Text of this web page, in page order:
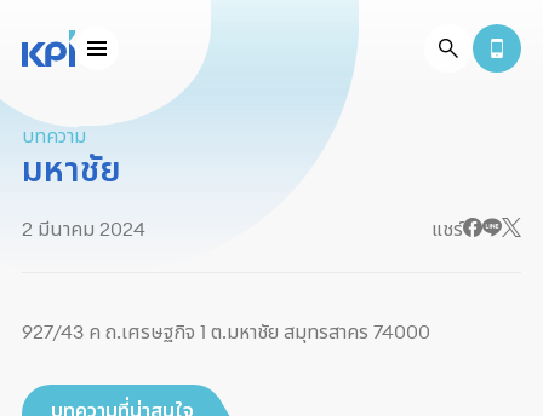
บทความ
มหาชัย
2 มีนาคม 2024 แชร์
927/43 ค ถ.เศรษฐกิจ 1 ต.มหาชัย สมุทรสาคร 74000
บทความที่น่าสนใจ